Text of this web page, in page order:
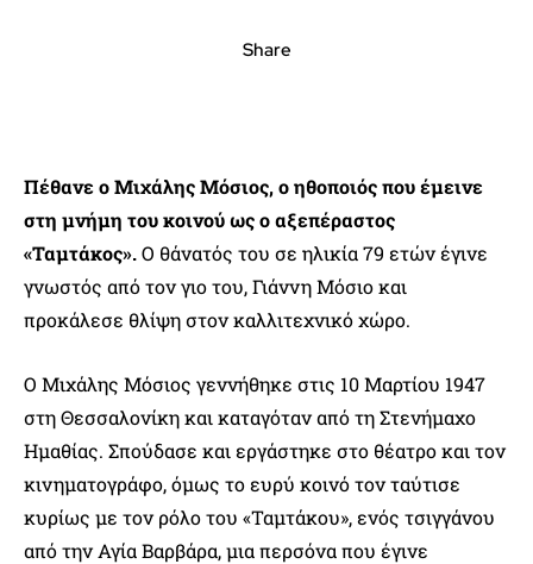
Share
Πέθανε ο Μιχάλης Μόσιος, ο ηθοποιός που έμεινε
στη μνήμη του κοινού ως ο αξεπέραστος
«Ταμτάκος».Ο θάνατός του σε ηλικία 79 ετών έγινε
γνωστός από τον γιο του, Γιάννη Μόσιο και
προκάλεσε θλίψη στον καλλιτεχνικό χώρο.
Ο Μιχάλης Μόσιος γεννήθηκε στις 10 Μαρτίου 1947
στη Θεσσαλονίκη και καταγόταν από τη Στενήμαχο
Ημαθίας. Σπούδασε και εργάστηκε στο θέατρο και τον
κινηματογράφο, όμως το ευρύ κοινό τον ταύτισε
κυρίως με τον ρόλο του «Ταμτάκου», ενός τσιγγάνου
από την Αγία Βαρβάρα, μια περσόνα που έγινε